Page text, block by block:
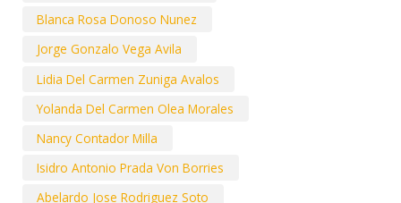
Blanca Rosa Donoso Nunez
Jorge Gonzalo Vega Avila
Lidia Del Carmen Zuniga Avalos
Yolanda Del Carmen Olea Morales
Nancy Contador Milla
Isidro Antonio Prada Von Borries
Abelardo Jose Rodriguez Soto